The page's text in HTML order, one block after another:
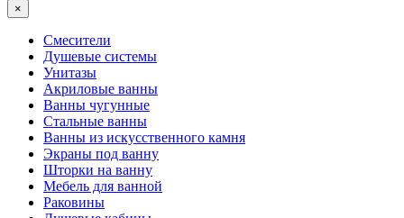
×
Смесители
Душевые системы
Унитазы
Акриловые ванны
Ванны чугунные
Стальные ванны
Ванны из искусственного камня
Экраны под ванну
Шторки на ванну
Мебель для ванной
Раковины